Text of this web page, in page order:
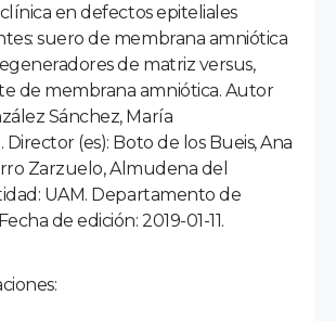
en defectos epiteliales
suero de membrana amniótica
de matriz versus,
de membrana amniótica. Autor
Sánchez, María
Director (es): Boto de los Bueis, Ana
Zarzuelo, Almudena del
UAM. Departamento de
de edición: 2019-01-11.